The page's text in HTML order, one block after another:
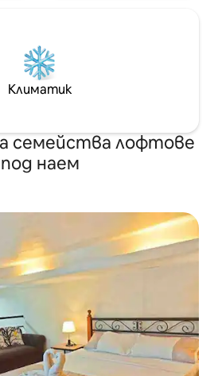
Климатик
семейства лофтове
под наем